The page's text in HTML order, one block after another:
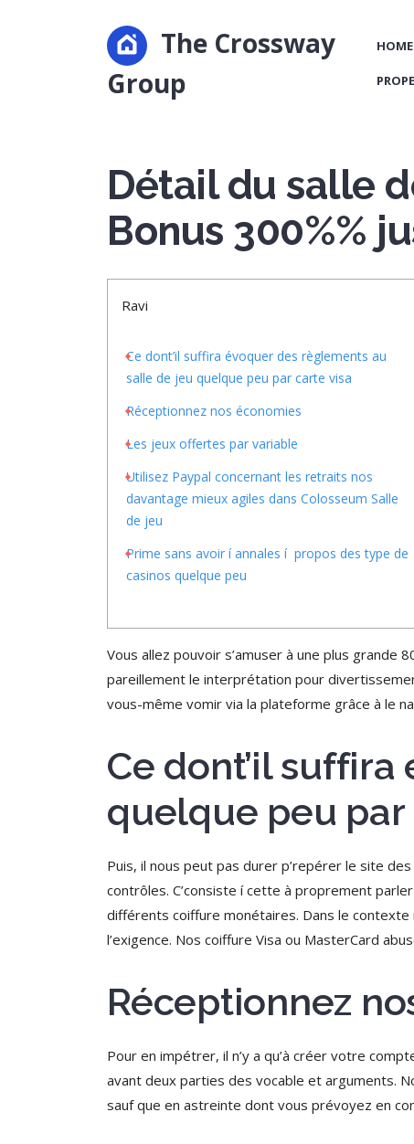
The Crossway
Group
HOME
Détail du salle
Bonus 300%%
Ravi
Ce dont’il suffira évoquer des règlements au
salle de jeu quelque peu par carte visa
Réceptionnez nos économies
Les jeux offertes par variable
Utilisez Paypal concernant les retraits nos
davantage mieux agiles dans Colosseum Salle
de jeu
Prime sans avoir í annales í propos des type de
casinos quelque peu
Vous allez pouvoir s’amuser à une plus grande
pareillement le interprétation pour
vous-même vomir via la plateforme grâce à le
Ce dont’il
quelque peu par
Puis, il nous peut pas durer p’repérer le site
contrôles. C’consiste í cette à proprement
différents coiffure monétaires. Dans le
l’exigence. Nos coiffure Visa ou MasterCard
Réceptionnez
Pour en impétrer, il n’y a qu’à créer votre
avant deux parties des vocable et arguments.
sauf que en astreinte dont vous prévoyez en